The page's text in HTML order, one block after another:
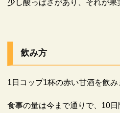
少し酸っぱさがあり、それが果
飲み方
1日コップ1杯の赤い甘酒を飲み
食事の量は今まで通りで、10日